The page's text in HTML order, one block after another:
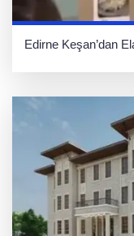
Edirne Keşan’dan